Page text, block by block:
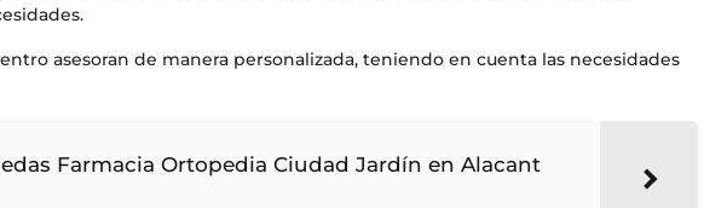
asesoran de manera personalizada, teniendo en cuenta las necesidades
Farmacia Ortopedia Ciudad Jardín en Alacant